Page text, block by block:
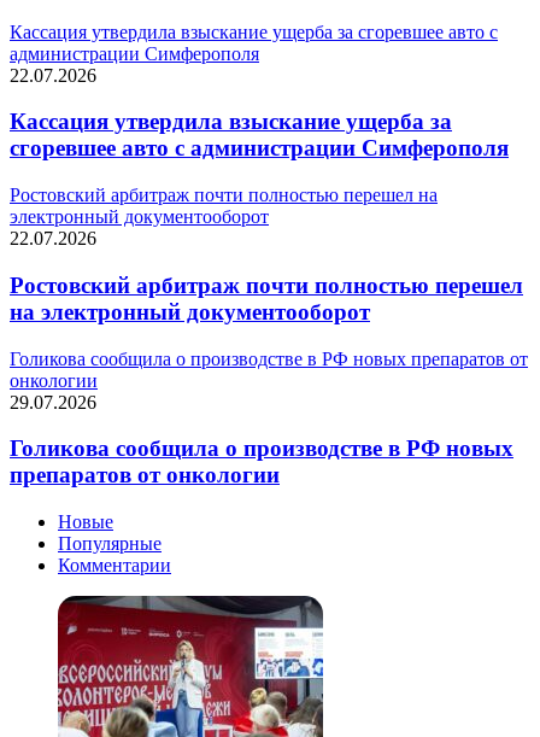
Кассация утвердила взыскание ущерба за сгоревшее авто с
администрации Симферополя
22.07.2026
Кассация утвердила взыскание ущерба за
сгоревшее авто с администрации Симферополя
Ростовский арбитраж почти полностью перешел на
электронный документооборот
22.07.2026
Ростовский арбитраж почти полностью перешел
на электронный документооборот
Голикова сообщила о производстве в РФ новых препаратов от
онкологии
29.07.2026
Голикова сообщила о производстве в РФ новых
препаратов от онкологии
Новые
Популярные
Комментарии